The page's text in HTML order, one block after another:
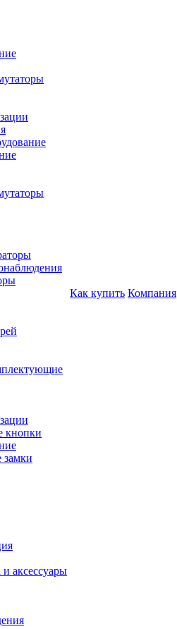
кнопки
замки
аксессуары
Как купить Компания